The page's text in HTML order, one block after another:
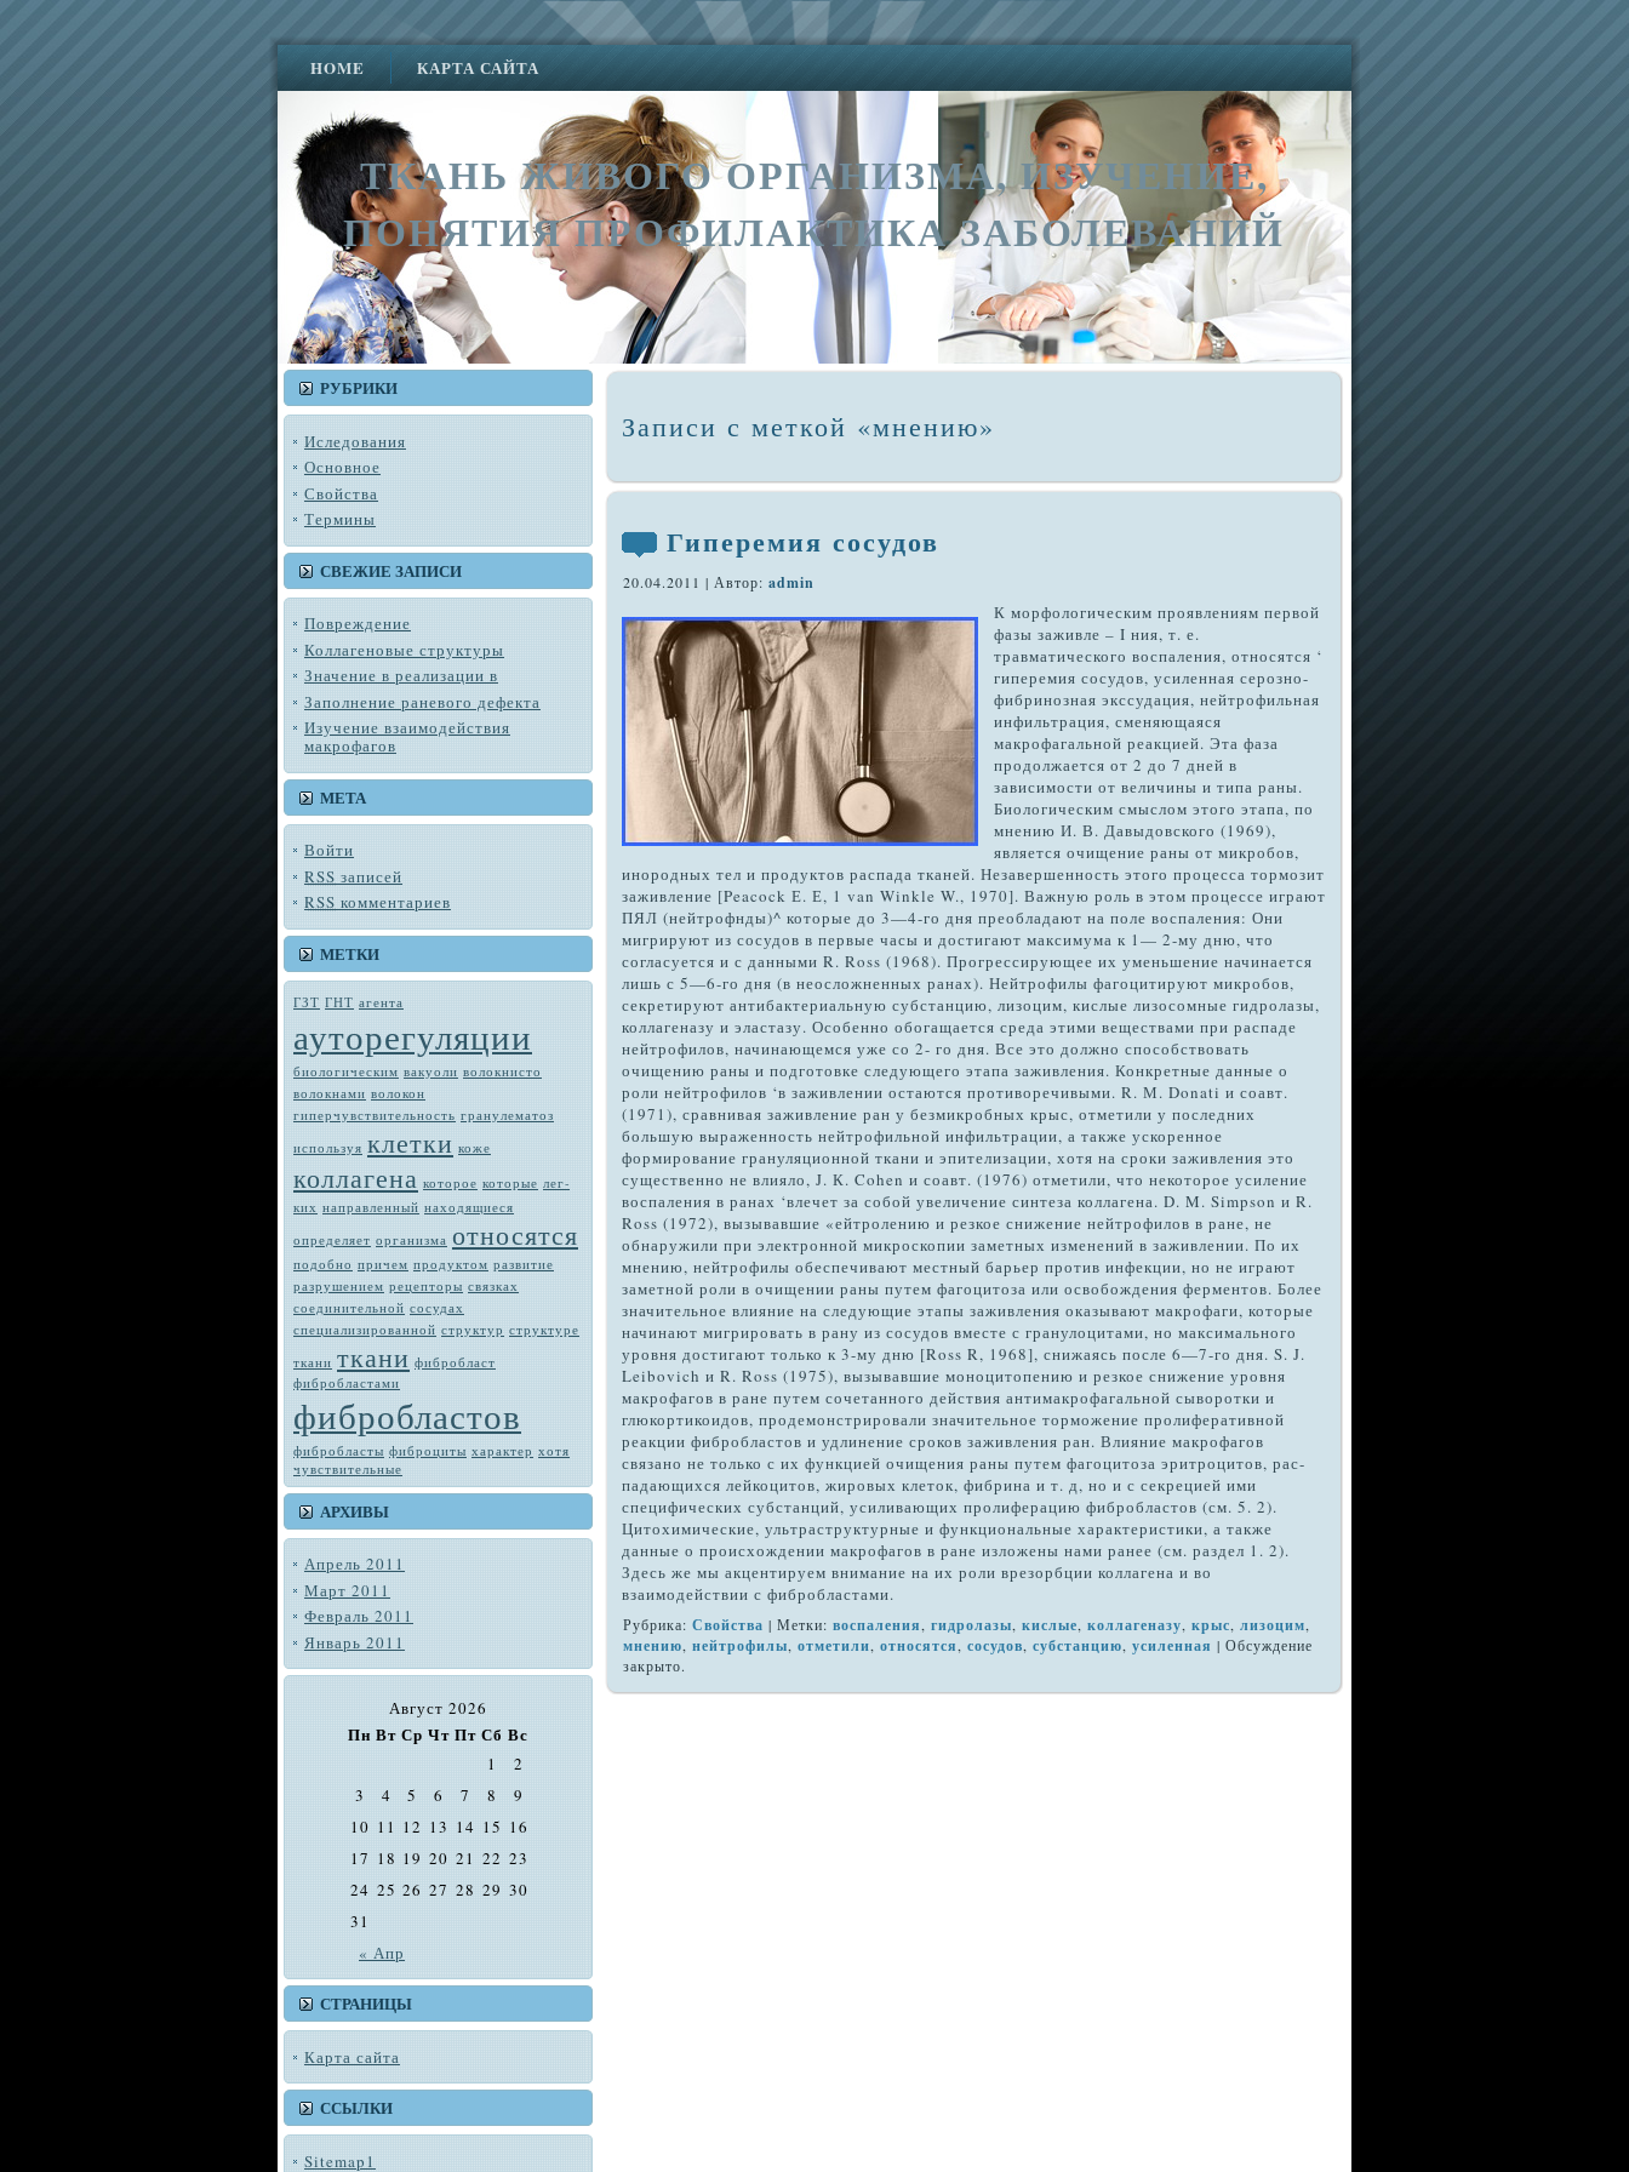
HOME КАРТА САЙТА
ТКАНЬ ЖИВОГО ОРГАНИЗМА, ИЗУЧЕНИЕ,
ПОНЯТИЯ ПРОФИЛАКТИКА ЗАБОЛЕВАНИЙ
РУБРИКИ
Иследования
Основное
Свойства
Термины
СВЕЖИЕ ЗАПИСИ
Повреждение
Коллагеновые структуры
Значение в реализации в
Заполнение раневого дефекта
Изучение взаимодействия
макрофагов
МЕТА
Войти
RSS записей
RSS комментариев
МЕТКИ
ГЗТ ГНТ агента
ауторегуляции
биологическим вакуоли во­локнисто
волокнами волокон
гиперчувствительность гранулематоз
используя клетки коже
коллагена которое которые лег­
ких направленный находящиеся
определяет орга­низма относятся
подобно при­чем продуктом развитие
разрушением рецепторы связках
соединительной сосудах
специализированной структур структуре
тка­ни ткани фибробласт
фибробластами
фибробластов
фибробласты фиброциты характер хотя
чувствитель­ные
АРХИВЫ
Апрель 2011
Март 2011
Февраль 2011
Январь 2011
Август 2026
Пн Вт Ср Чт Пт Сб Вс
« Апр
1
2
3
4 5 6 7 8
9
10 11 12 13 14 15 16
17 18 19 20 21 22 23
24 25 26 27 28 29 30
31
СТРАНИЦЫ
Карта сайта
ССЫЛКИ
Sitemap1
Записи с меткой «мнению»
Гиперемия сосудов
20.04.2011 | Автор: admin
К морфологическим проявлениям первой
фазы заживле – I ния, т. е.
травматического воспаления, относятся ‘
гиперемия сосудов, усиленная серозно-
фибринозная экссудация, нейтрофильная
инфильтрация, сменяющаяся
макрофагальной реакцией. Эта фаза
продолжается от 2 до 7 дней в
зависимости от величины и типа раны.
Биологическим смыслом этого этапа, по
мнению И. В. Давыдовского (1969),
является очищение раны от микробов,
инородных тел и продуктов распада тканей. Неза­вершенность этого процесса тормозит
заживление [Peacock Е. Е, 1 van Winkle W., 1970]. Важную роль в этом процессе играют
ПЯЛ (нейтрофнды)^ которые до 3—4-го дня преобладают на поле воспаления: Они
мигрируют из сосудов в первые часы и достигают максимума к 1— 2-му дню, что
согласуется и с данными R. Ross (1968). Прог­рессирующее их уменьшение начинается
лишь с 5—6-го дня (в неосложненных ранах). Нейтрофилы фагоцитируют микробов,
секретируют антибак­териальную субстанцию, лизоцим, кислые лизосомные гидролазы,
коллагеназу и эластазу. Особенно обогащается среда этими ве­ществами при распаде
нейтрофилов, начинающемся уже со 2- го дня. Все это должно способствовать
очищению раны и под­готовке следующего этапа заживления. Конкретные данные о
роли нейтрофилов ‘в заживлении оста­ются противоречивыми. R. М. Donati и соавт.
(1971), сравнивая заживление ран у безмикробных крыс, отметили у последних
большую выраженность нейтрофильной инфильтрации, а также ускоренное
формирование грануляционной ткани и эпителизации, хотя на сроки заживления это
существенно не влияло, J. К. Co­hen и соавт. (1976) отметили, что некоторое усиление
воспаления в ранах ‘влечет за собой увеличение синтеза коллагена. D. M. Simpson и R.
Ross (1972), вызывавшие «ейтролению и резкое снижение нейтрофилов в ране, не
обнаружили при элек­тронной микроскопии заметных изменений в заживлении. По их
мнению, нейтрофилы обеспечивают местный барьер против ин­фекции, но не играют
заметной роли в очищении раны путем фагоцитоза или освобождения ферментов. Более
значительное влияние на следующие этапы заживления оказывают макрофаги, которые
начинают мигрировать в рану из сосудов вместе с гранулоцитами, но максимального
уровня достигают только к 3-му дню [Ross R, 1968], снижаясь после 6—7-го дня. S. J.
Leibovich и R. Ross (1975), вызывавшие моноцитопению и резкое снижение уровня
макрофагов в ране путем сочетанного действия антимакрофагальной сыворотки и
глюкортикоидов, продемонстрировали значительное торможение пролиферативной
реакции фибробластов и удлинение сроков заживления ран. Влияние макрофагов
связано не только с их функцией очищения раны путем фагоцитоза эритроцитов, рас­
падающихся лейкоцитов, жировых клеток, фибрина и т. д, но и с секрецией ими
специфических субстанций, усиливающих про­лиферацию фибробластов (см. 5. 2).
Цитохимические, ультра­структурные и функциональные характеристики, а также
данные о происхождении макрофагов в ране изложены нами ранее (см. раздел 1. 2).
Здесь же мы акцентируем внимание на их роли врезорбции коллагена и во
взаимодействии с фибробластами.
Рубрика: Свойства | Метки: воспаления гидролазы кислые коллагеназу крыс лизоцим
мнению нейтрофилы отметили относятся сосудов субстанцию усиленная | Обсуждение
закрыто.